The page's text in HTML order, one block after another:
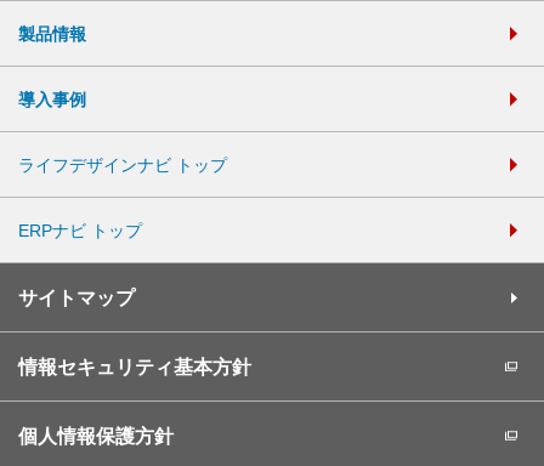
製品情報
導入事例
ライフデザインナビ トップ
ERPナビ トップ
サイトマップ
情報セキュリティ基本方針
個人情報保護方針